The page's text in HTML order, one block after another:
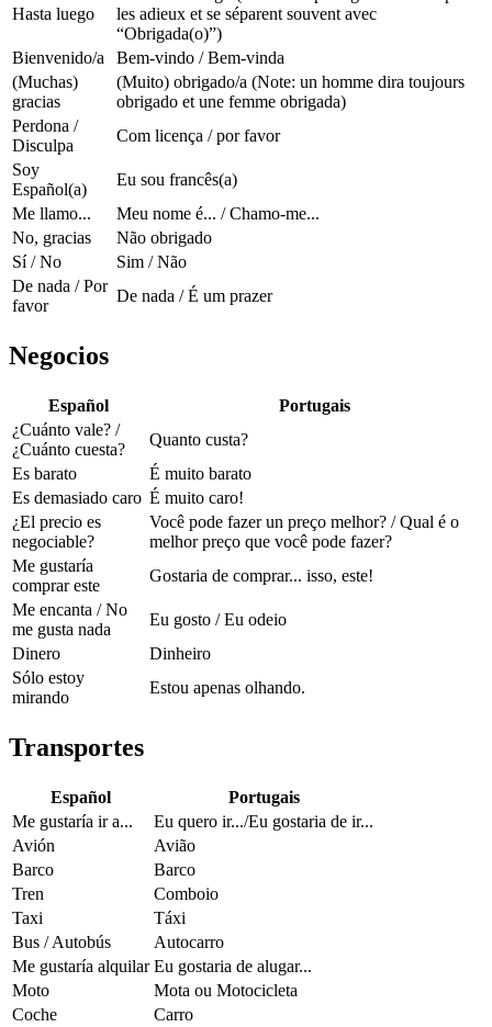
Hasta luego
les adieux et se séparent souvent avec
“Obrigada(o)”)
Bienvenido/a
Bem-vindo / Bem-vinda
(Muchas)
gracias
(Muito) obrigado/a (Note: un homme dira toujours
obrigado et une femme obrigada)
Perdona /
Disculpa
Com licença / por favor
Soy
Español(a)
Eu sou francês(a)
Me llamo...
Meu nome é... / Chamo-me...
No, gracias
Não obrigado
Sí / No
Sim / Não
De nada / Por
favor
De nada / É um prazer
Negocios
Español
Portugais
¿Cuánto vale? /
¿Cuánto cuesta?
Quanto custa?
Es barato
É muito barato
Es demasiado caro É muito caro!
¿El precio es
negociable?
Você pode fazer un preço melhor? / Qual é o
melhor preço que você pode fazer?
Me gustaría
comprar este
Gostaria de comprar... isso, este!
Me encanta / No
me gusta nada
Eu gosto / Eu odeio
Dinero
Dinheiro
Sólo estoy
mirando
Estou apenas olhando.
Transportes
Español
Portugais
Me gustaría ir a...
Eu quero ir.../Eu gostaria de ir...
Avión
Avião
Barco
Barco
Tren
Comboio
Taxi
Táxi
Bus / Autobús
Autocarro
Me gustaría alquilar Eu gostaria de alugar...
Moto
Mota ou Motocicleta
Coche
Carro